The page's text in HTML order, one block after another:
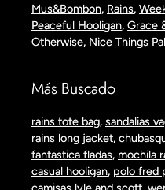
Mus&Bombon, Rains,
Peaceful Hooligan, Grace
Otherwise, Nice Things
Más Buscado
rains tote bag, sandalias
rains long jacket,
fantastica fladas, mochila
casual hooligan, polo fred